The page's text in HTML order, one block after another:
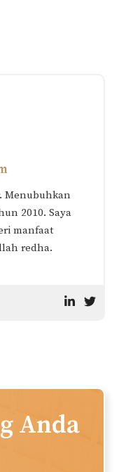
Menubuhkan
2010. Saya
manfaat
redha.
Anda